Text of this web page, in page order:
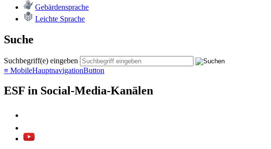
Ge­bär­den­spra­che
Leich­te Spra­che
Suche
Suchbegriff(e) eingeben
≡ MobileHauptnavigationButton
ESF in Social-Media-Kanälen